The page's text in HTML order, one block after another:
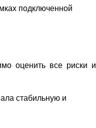
подключенной
оценить все риски и
стабильную и